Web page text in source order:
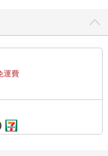
運費